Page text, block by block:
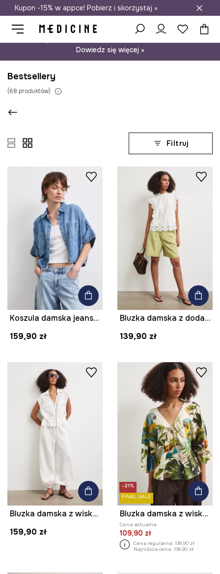
Darmowa dostawa do salonów
Kupon -15% w appce! Pobierz i skorzystaj »
Dowiedz się więcej »
Bestsellery
(68 produktów)
Filtruj
Koszula damska jeansowa gładka
159,90 zł
Bluzka damska z dodatkiem lnu z koronką
139,90 zł
Bluzka damska z wiskozą gładka
159,90 zł
-21%
FINAL SALE
Bluzka damska z wiskozą
Cena aktualna:
109,90 zł
Cena regularna: 139,90 zł
Najniższa cena: 139,90 zł